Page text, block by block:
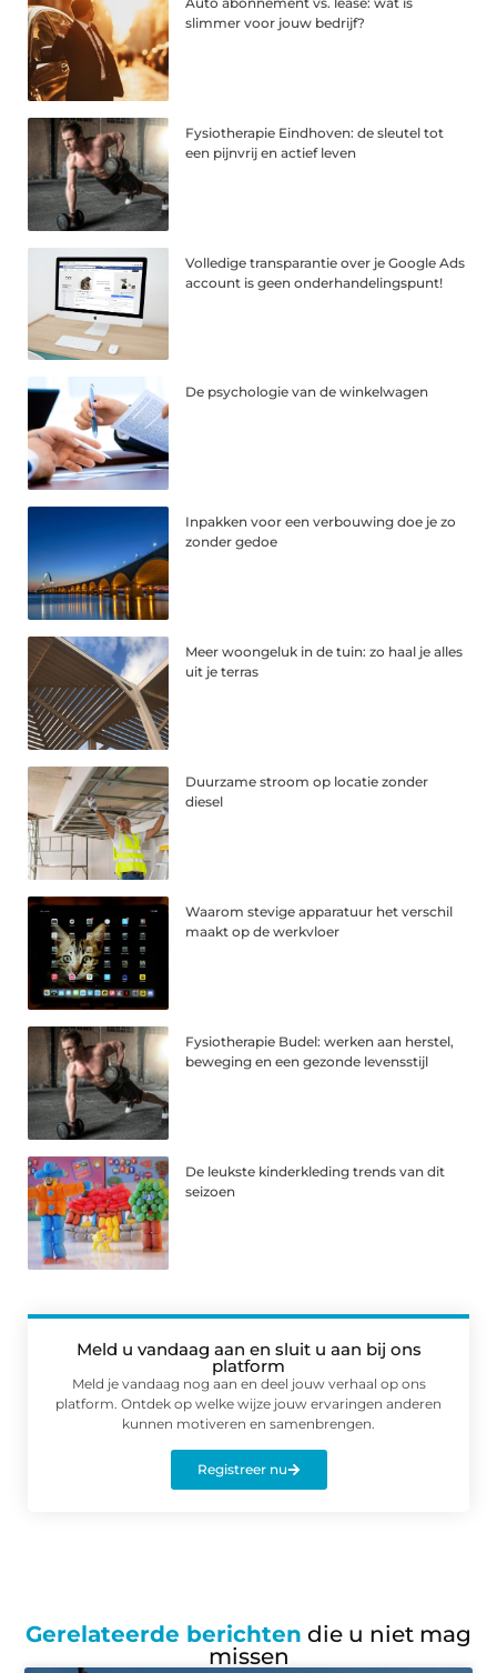
slimmer voor jouw bedrijf?
Fysiotherapie Eindhoven: de sleutel tot
een pijnvrij en actief leven
Volledige transparantie over je Google Ads
account is geen onderhandelingspunt!
De psychologie van de winkelwagen
Inpakken voor een verbouwing doe je zo
zonder gedoe
Meer woongeluk in de tuin: zo haal je alles
uit je terras
Duurzame stroom op locatie zonder
diesel
Waarom stevige apparatuur het verschil
maakt op de werkvloer
Fysiotherapie Budel: werken aan herstel,
beweging en een gezonde levensstijl
De leukste kinderkleding trends van dit
seizoen
Meld u vandaag aan en sluit u aan bij ons
platform
Meld je vandaag nog aan en deel jouw verhaal op ons
platform. Ontdek op welke wijze jouw ervaringen anderen
kunnen motiveren en samenbrengen.
Registreer nu
Gerelateerde berichten die u niet mag
missen